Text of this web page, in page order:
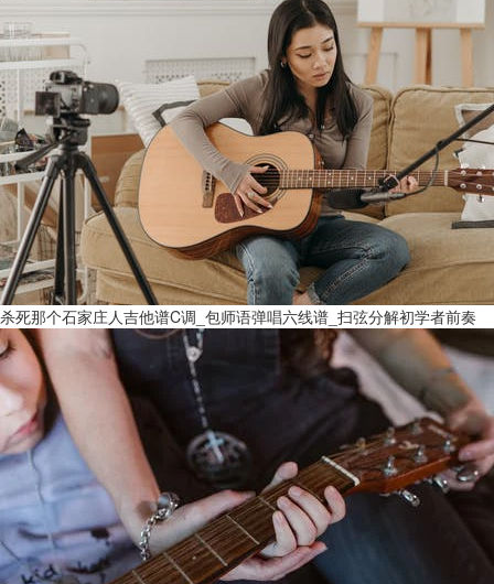
杀死那个石家庄人吉他谱C调_包师语弹唱六线谱_扫弦分解初学者前奏